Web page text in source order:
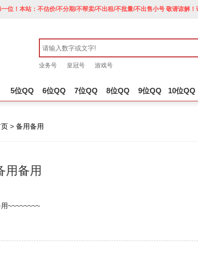
位！本站：不估价/不分期/不帮卖/不出租/不批量/不出售小号 敬请谅解
业务号 皇冠号 游戏号
5位QQ 6位QQ 7位QQ 8位QQ 9位QQ 10位QQ
> 备用备用
用备用
~~~~~~~~